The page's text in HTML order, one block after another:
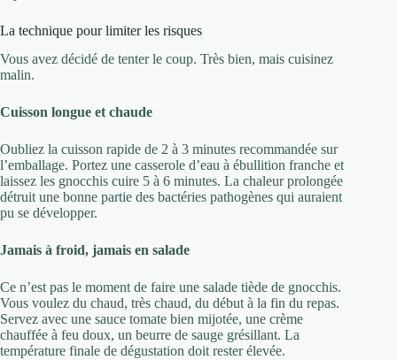
La technique pour limiter les risques
Vous avez décidé de tenter le coup. Très bien, mais cuisinez
malin.
Cuisson longue et chaude
Oubliez la cuisson rapide de 2 à 3 minutes recommandée sur
l’emballage. Portez une casserole d’eau à ébullition franche et
laissez les gnocchis cuire 5 à 6 minutes. La chaleur prolongée
détruit une bonne partie des bactéries pathogènes qui auraient
pu se développer.
Jamais à froid, jamais en salade
Ce n’est pas le moment de faire une salade tiède de gnocchis.
Vous voulez du chaud, très chaud, du début à la fin du repas.
Servez avec une sauce tomate bien mijotée, une crème
chauffée à feu doux, un beurre de sauge grésillant. La
température finale de dégustation doit rester élevée.